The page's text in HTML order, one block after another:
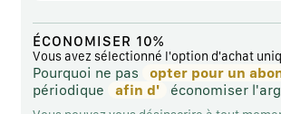
ÉCONOMISER 10%
Vous avez sélectionné l'option d'achat
Pourquoi ne pas
opter pour un
périodique
afin d' économiser